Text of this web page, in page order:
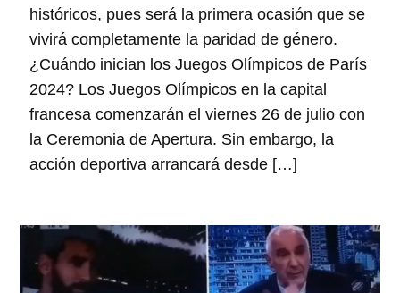
históricos, pues será la primera ocasión que se
vivirá completamente la paridad de género.
¿Cuándo inician los Juegos Olímpicos de París
2024? Los Juegos Olímpicos en la capital
francesa comenzarán el viernes 26 de julio con
la Ceremonia de Apertura. Sin embargo, la
acción deportiva arrancará desde […]